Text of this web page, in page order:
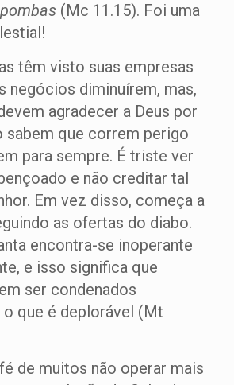
(Mc 11.15). Foi uma
têm visto suas empresas
negócios diminuírem, mas,
agradecer a Deus por
sabem que correm perigo
para sempre. É triste ver
e não creditar tal
Em vez disso, começa a
as ofertas do diabo.
encontra-se inoperante
e isso significa que
ser condenados
o que é deplorável (Mt
de muitos não operar mais